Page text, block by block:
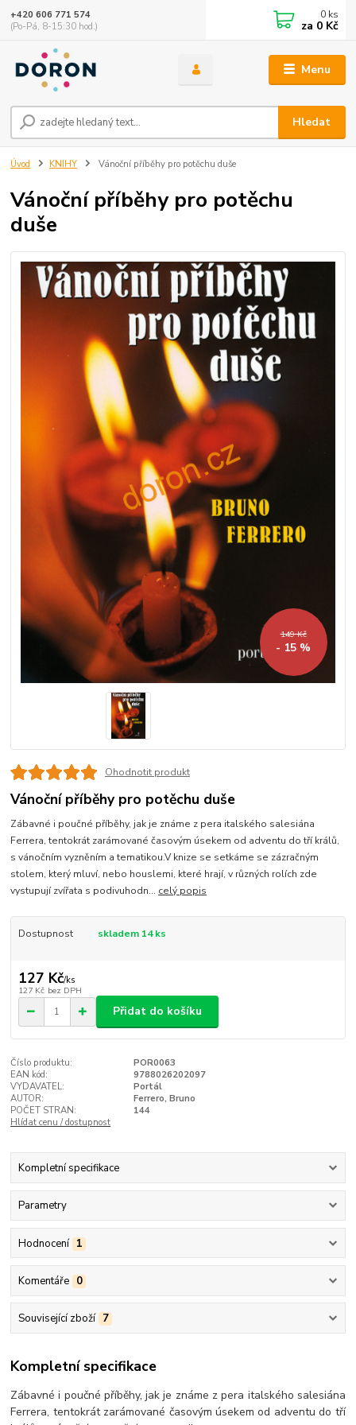
Menu
Hledat
+420 606 771 574
(Po-Pá, 8-15:30 hod.)
0 ks
za 0 Kč
Úvod KNIHY Vánoční příběhy pro potěchu duše
Vánoční příběhy pro potěchu
duše
149 Kč
- 15 %
Ohodnotit produkt
Vánoční příběhy pro potěchu duše
Zábavné i poučné příběhy, jak je známe z pera italského salesiána
Ferrera, tentokrát zarámované časovým úsekem od adventu do tří králů,
s vánočním vyzněním a tematikou.V knize se setkáme se zázračným
stolem, který mluví, nebo houslemi, které hrají, v různých rolích zde
vystupují zvířata s podivuhodn... celý popis
Dostupnost skladem 14 ks
127 Kč/ks
127 Kč bez DPH
Přidat do košíku
Číslo produktu:
POR0063
EAN kód:
9788026202097
VYDAVATEL:
Portál
AUTOR:
Ferrero, Bruno
POČET STRAN:
144
Hlídat cenu / dostupnost
Kompletní specifikace
Parametry
Hodnocení 1
Komentáře 0
Související zboží 7
Kompletní specifikace
Zábavné i poučné příběhy, jak je známe z pera italského salesiána
Ferrera, tentokrát zarámované časovým úsekem od adventu do tří